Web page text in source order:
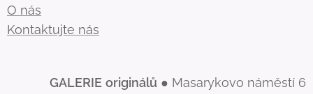
O nás
Kontaktujte nás
GALERIE originálů ● Masarykovo náměstí 6